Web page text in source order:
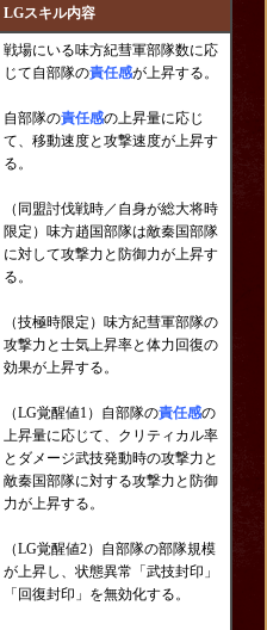
LGスキル内容
戦場にいる味方紀彗軍部隊数に応
じて自部隊の責任感が上昇する。
自部隊の責任感の上昇量に応じ
て、移動速度と攻撃速度が上昇す
る。
（同盟討伐戦時／自身が総大将時
限定）味方趙国部隊は敵秦国部隊
に対して攻撃力と防御力が上昇す
る。
（技極時限定）味方紀彗軍部隊の
攻撃力と士気上昇率と体力回復の
効果が上昇する。
（LG覚醒値1）自部隊の責任感の
上昇量に応じて、クリティカル率
とダメージ武技発動時の攻撃力と
敵秦国部隊に対する攻撃力と防御
力が上昇する。
（LG覚醒値2）自部隊の部隊規模
が上昇し、状態異常「武技封印」
「回復封印」を無効化する。